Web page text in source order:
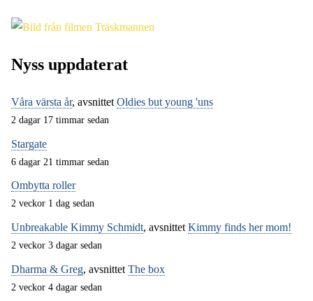
Nyss uppdaterat
Våra värsta år, avsnittet Oldies but young 'uns
2 dagar 17 timmar sedan
Stargate
6 dagar 21 timmar sedan
Ombytta roller
2 veckor 1 dag sedan
Unbreakable Kimmy Schmidt, avsnittet Kimmy finds her mom!
2 veckor 3 dagar sedan
Dharma & Greg, avsnittet The box
2 veckor 4 dagar sedan